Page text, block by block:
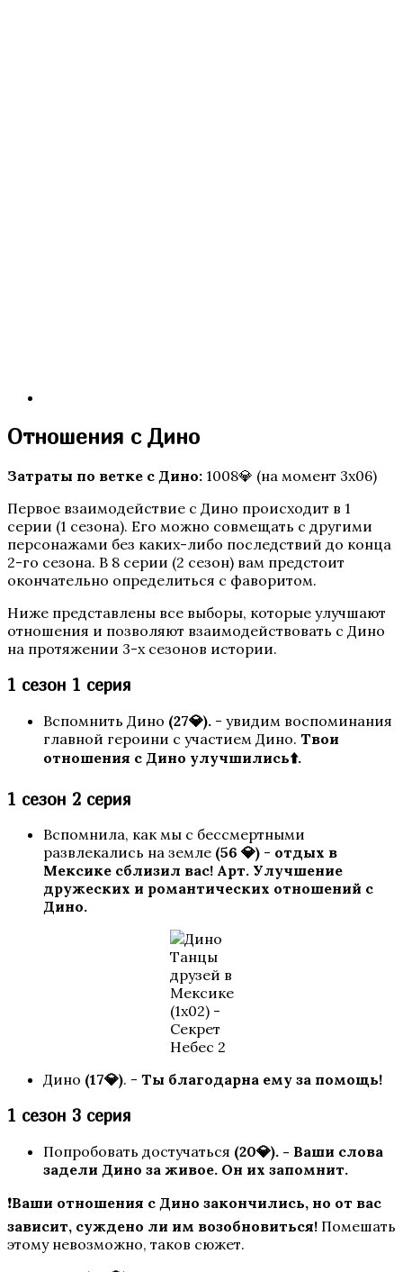
Песнь о Красном Ниле
Роза Пустыни
Отношения с Дино
Затраты по ветке с Дино: 1008💎 (на момент 3х06)
Первое взаимодействие с Дино происходит в 1
серии (1 сезона). Его можно совмещать с другими
персонажами без каких-либо последствий до конца
2-го сезона. В 8 серии (2 сезон) вам предстоит
окончательно определиться с фаворитом.
Ниже представлены все выборы, которые улучшают
отношения и позволяют взаимодействовать с Дино
на протяжении 3-х сезонов истории.
1 сезон 1 серия
Вспомнить Дино (27💎). - увидим воспоминания
главной героини с участием Дино. Твои
отношения с Дино улучшились⬆️.
1 сезон 2 серия
Вспомнила, как мы с бессмертными
развлекались на земле (56 💎) - отдых в
Мексике сблизил вас! Арт. Улучшение
дружеских и романтических отношений с
Дино.
Танцы
друзей в
Мексике
(1х02) -
Секрет
Небес 2
Дино (17💎). - Ты благодарна ему за помощь!
1 сезон 3 серия
Попробовать достучаться (20💎). - Ваши слова
задели Дино за живое. Он их запомнит.
❗Ваши отношения с Дино закончились, но от вас
зависит, суждено ли им возобновиться! Помешать
этому невозможно, таков сюжет.